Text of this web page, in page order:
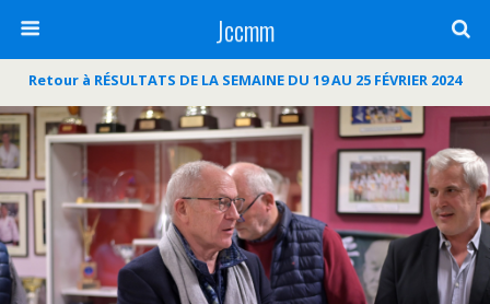
Jccmm
Retour à RÉSULTATS DE LA SEMAINE DU 19 AU 25 FÉVRIER 2024